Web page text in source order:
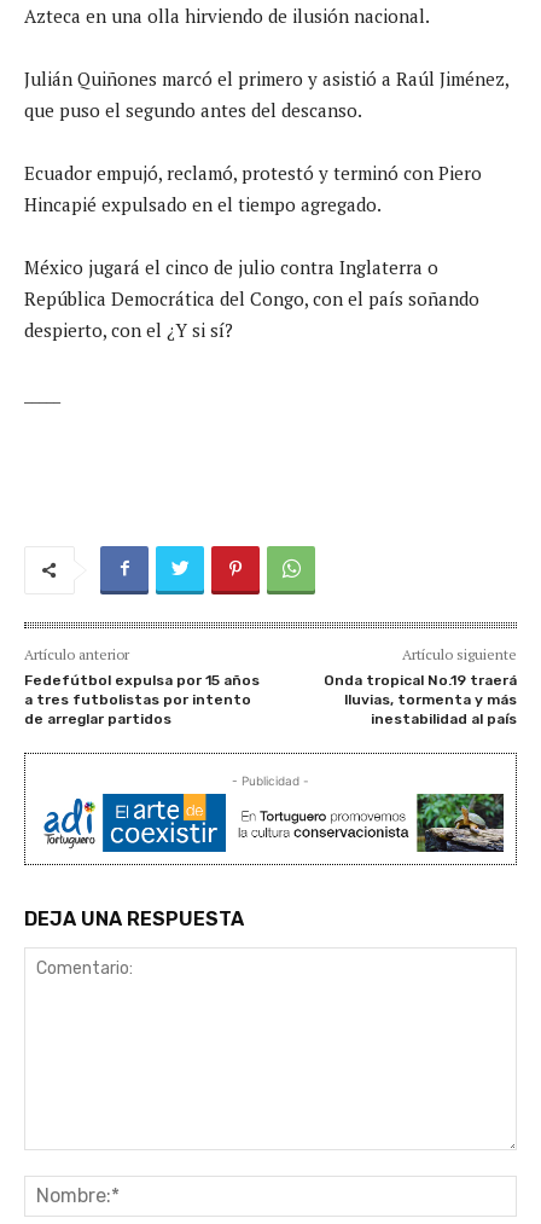
Azteca en una olla hirviendo de ilusión nacional.
Julián Quiñones marcó el primero y asistió a Raúl Jiménez,
que puso el segundo antes del descanso.
Ecuador empujó, reclamó, protestó y terminó con Piero
Hincapié expulsado en el tiempo agregado.
México jugará el cinco de julio contra Inglaterra o
República Democrática del Congo, con el país soñando
despierto, con el ¿Y si sí?
Artículo anterior
Fedefútbol expulsa por 15 años
a tres futbolistas por intento
de arreglar partidos
Artículo siguiente
Onda tropical No.19 traerá
lluvias, tormenta y más
inestabilidad al país
- Publicidad -
DEJA UNA RESPUESTA